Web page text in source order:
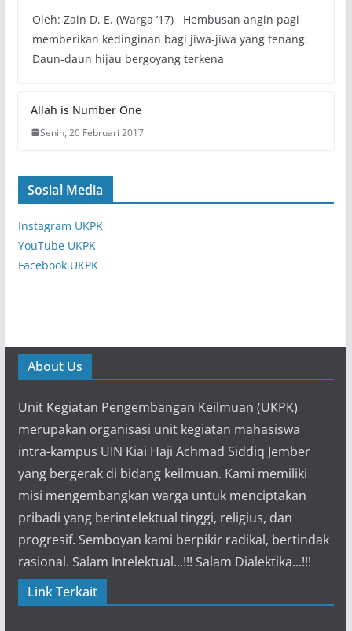
Oleh: Zain D. E. (Warga ’17) Hembusan angin pagi
memberikan kedinginan bagi jiwa-jiwa yang tenang.
Daun-daun hijau bergoyang terkena
Allah is Number One
Senin, 20 Februari 2017
Sosial Media
Instagram UKPK
YouTube UKPK
Facebook UKPK
About Us
Unit Kegiatan Pengembangan Keilmuan (UKPK)
merupakan organisasi unit kegiatan mahasiswa
intra-kampus UIN Kiai Haji Achmad Siddiq Jember
yang bergerak di bidang keilmuan. Kami memiliki
misi mengembangkan warga untuk menciptakan
pribadi yang berintelektual tinggi, religius, dan
progresif. Semboyan kami berpikir radikal, bertindak
rasional. Salam Intelektual...!!! Salam Dialektika...!!!
Link Terkait